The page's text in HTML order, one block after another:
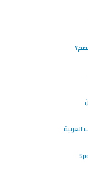
العربية